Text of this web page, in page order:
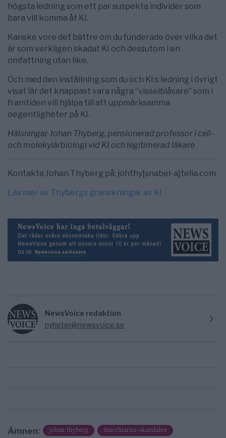
högsta ledning som ett par suspekta individer som
bara vill komma åt KI.
Kanske vore det bättre om du funderade över vilka det
är som verkligen skadat KI och dessutom i en
omfattning utan like.
Och med den inställning som du och KI:s ledning i övrigt
visat lär det knappast vara några ”visselblåsare” som i
framtiden vill hjälpa till att uppmärksamma
oegentligheter på KI.
Hälsningar Johan Thyberg, pensionerad professor i cell-
och molekylärbiologi vid KI och legitimerad läkare
Kontakta Johan Thyberg på: johthy[snabel-a]telia.com
Läs mer av Thybergs granskningar av KI
NewsVoice redaktion
nyheter@newsvoice.se
Ämnen: johan thyberg macchiarini-skandalen